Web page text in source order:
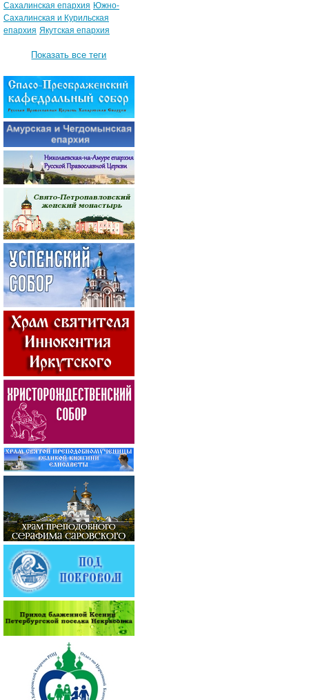
Сахалинская епархия Южно-
Сахалинская и Курильская
епархия Якутская епархия
Показать все теги